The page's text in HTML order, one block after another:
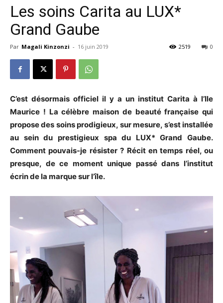
Les soins Carita au LUX*
Grand Gaube
Par Magali Kinzonzi - 16 juin 2019 0
2519
C’est désormais officiel il y a un institut Carita à l’Ile
Maurice ! La célèbre maison de beauté française qui
propose des soins prodigieux, sur mesure, s’est installée
au sein du prestigieux spa du LUX* Grand Gaube.
Comment pouvais-je résister ? Récit en temps réel, ou
presque, de ce moment unique passé dans l’institut
écrin de la marque sur l’île.